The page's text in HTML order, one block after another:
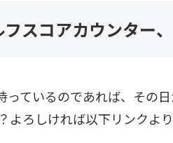
スコアカウンター
ているのであれば、その
よろしければ以下リンクよ